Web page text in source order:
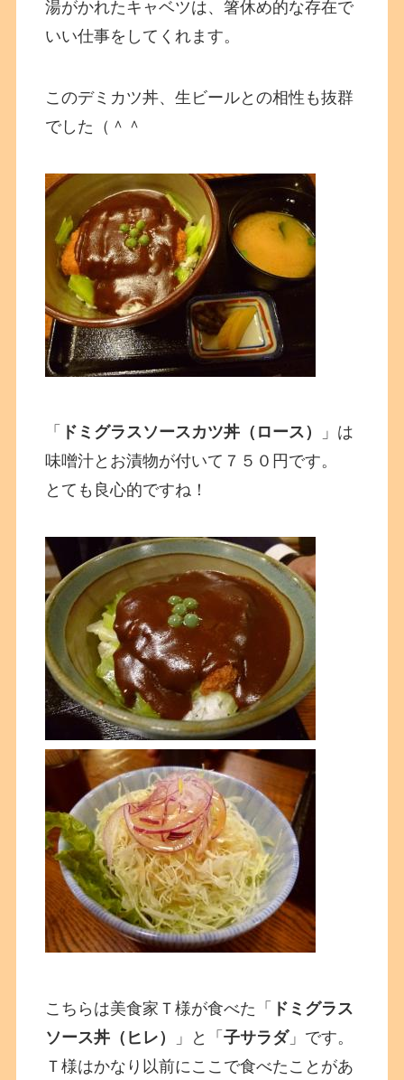
湯がかれたキャベツは、箸休め的な存在で
いい仕事をしてくれます。
このデミカツ丼、生ビールとの相性も抜群
でした（＾＾
「 ドミグラスソースカツ丼（ロース）
」は
味噌汁とお漬物が付いて７５０円です。
とても良心的ですね！
こちらは美食家Ｔ様が食べた「
ドミグラス
ソース丼（ヒレ）
」と「子サラダ」です。
Ｔ様はかなり以前にここで食べたことがあ